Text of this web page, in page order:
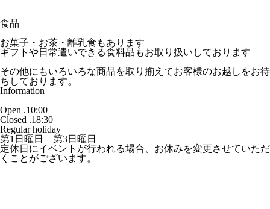
食品
お菓子・お茶・離乳食もあります
ギフトや日常遣いできる食料品もお取り扱いしております
その他にもいろいろな商品を取り揃えてお客様のお越しをお待
ちしております。
Information
Open .10:00
Closed .18:30
Regular holiday
第1日曜日 第3日曜日
定休日にイベントが行われる場合、お休みを変更させていただ
くことがございます。